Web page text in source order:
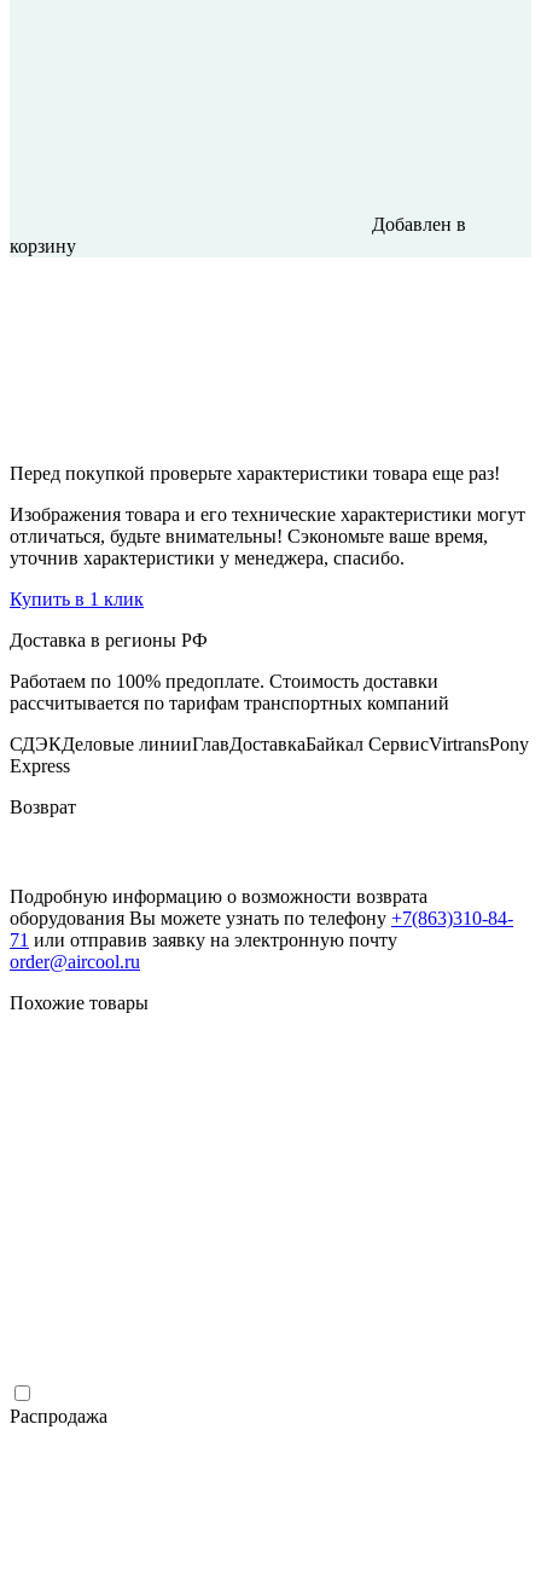
Добавлен в
корзину
Перед покупкой проверьте характеристики товара еще раз!
Изображения товара и его технические характеристики могут
отличаться, будьте внимательны! Сэкономьте ваше время,
уточнив характеристики у менеджера, спасибо.
Купить в 1 клик
Доставка в регионы РФ
Работаем по 100% предоплате. Стоимость доставки
рассчитывается по тарифам транспортных компаний
СДЭКДеловые линииГлавДоставкаБайкал СервисVirtransPony
Express
Возврат
Подробную информацию о возможности возврата
оборудования Вы можете узнать по телефону +7(863)310-84-
71 или отправив заявку на электронную почту
order@aircool.ru
Похожие товары
Распродажа